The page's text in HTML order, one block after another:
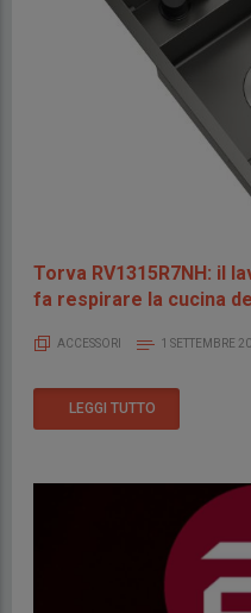
Torva RV1315R7NH: il
fa respirare la cucina
ACCESSORI 1 SETTEMBRE
LEGGI TUTTO